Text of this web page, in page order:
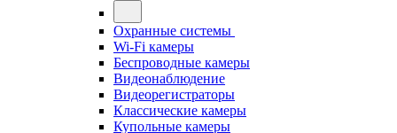
Охранные системы
Wi-Fi камеры
Беспроводные камеры
Видеонаблюдение
Видеорегистраторы
Классические камеры
Купольные камеры